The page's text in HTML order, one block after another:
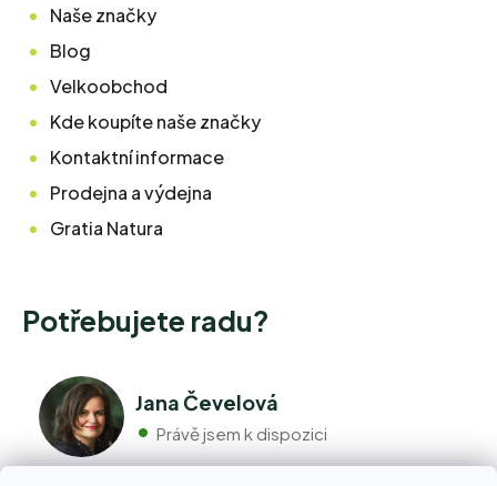
Naše značky
Blog
Velkoobchod
Kde koupíte naše značky
Kontaktní informace
Prodejna a výdejna
Gratia Natura
Potřebujete radu?
Jana Čevelová
Právě jsem k dispozici